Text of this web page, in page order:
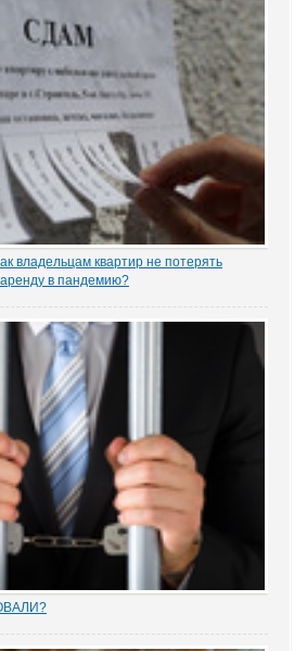
владельцам квартир не потерять
в пандемию?
судебной практики Ольга Старых.